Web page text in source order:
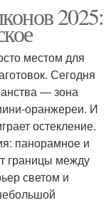
2025:
местом для
Сегодня
— зона
оранжереи. И
остекление.
панорамное и
границы между
светом и